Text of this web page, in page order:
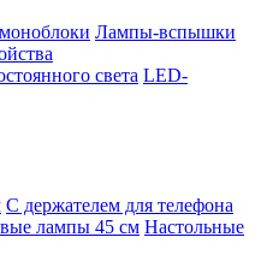
Лампы-вспышки
света LED-
С держателем для телефона
лампы 45 см Настольные